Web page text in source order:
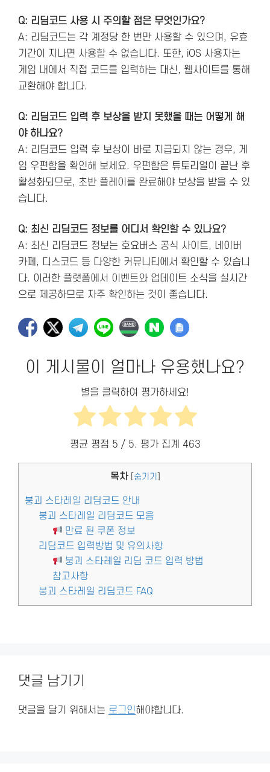
Q: 리딤코드 사용 시 주의할 점은 무엇인가요?
A: 리딤코드는 각 계정당 한 번만 사용할 수 있으며, 유효
기간이 지나면 사용할 수 없습니다. 또한, iOS 사용자는
게임 내에서 직접 코드를 입력하는 대신, 웹사이트를 통해
교환해야 합니다.
Q: 리딤코드 입력 후 보상을 받지 못했을 때는 어떻게 해
야 하나요?
A: 리딤코드 입력 후 보상이 바로 지급되지 않는 경우, 게
임 우편함을 확인해 보세요. 우편함은 튜토리얼이 끝난 후
활성화되므로, 초반 플레이를 완료해야 보상을 받을 수 있
습니다.
Q: 최신 리딤코드 정보를 어디서 확인할 수 있나요?
A: 최신 리딤코드 정보는 호요버스 공식 사이트, 네이버
카페, 디스코드 등 다양한 커뮤니티에서 확인할 수 있습니
다. 이러한 플랫폼에서 이벤트와 업데이트 소식을 실시간
으로 제공하므로 자주 확인하는 것이 좋습니다.
이 게시물이 얼마나 유용했나요?
별을 클릭하여 평가하세요!
평균 평점 5 / 5. 평가 집계 463
목차 숨기기
붕괴 스타레일 리딤코드 안내
붕괴 스타레일 리딤코드 모음
만료 된 쿠폰 정보
리딤코드 입력방법 및 유의사항
붕괴 스타레일 리딤 코드 입력 방법
참고사항
붕괴 스타레일 리딤코드 FAQ
댓글 남기기
댓글을 달기 위해서는 로그인해야합니다.